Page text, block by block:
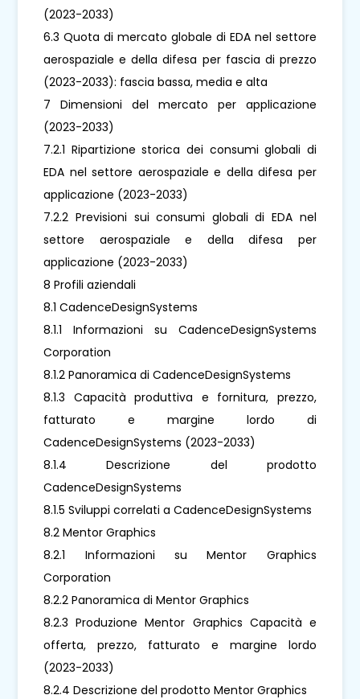
(2023-2033)
6.3 Quota di mercato globale di EDA nel settore
aerospaziale e della difesa per fascia di prezzo
(2023-2033): fascia bassa, media e alta
7 Dimensioni del mercato per applicazione
(2023-2033)
7.2.1 Ripartizione storica dei consumi globali di
EDA nel settore aerospaziale e della difesa per
applicazione (2023-2033)
7.2.2 Previsioni sui consumi globali di EDA nel
settore aerospaziale e della difesa per
applicazione (2023-2033)
8 Profili aziendali
8.1 CadenceDesignSystems
8.1.1 Informazioni su CadenceDesignSystems
Corporation
8.1.2 Panoramica di CadenceDesignSystems
8.1.3 Capacità produttiva e fornitura, prezzo,
fatturato e margine lordo di
CadenceDesignSystems (2023-2033)
8.1.4 Descrizione del prodotto
CadenceDesignSystems
8.1.5 Sviluppi correlati a CadenceDesignSystems
8.2 Mentor Graphics
8.2.1 Informazioni su Mentor Graphics
Corporation
8.2.2 Panoramica di Mentor Graphics
8.2.3 Produzione Mentor Graphics Capacità e
offerta, prezzo, fatturato e margine lordo
(2023-2033)
8.2.4 Descrizione del prodotto Mentor Graphics